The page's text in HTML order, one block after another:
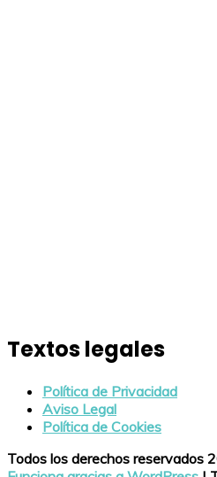
Textos legales
Política de Privacidad
Aviso Legal
Política de Cookies
Todos los derechos reservados